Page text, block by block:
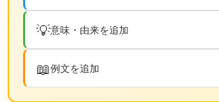
💡意味・由来を追加
📖例文を追加